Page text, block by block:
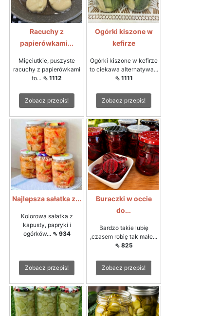
Racuchy z
papierówkami...
Mięciutkie, puszyste
racuchy z papierówkami
to... ⇖ 1112
Zobacz przepis!
Ogórki kiszone w
kefirze
Ogórki kiszone w kefirze
to ciekawa alternatywa...
⇖ 1111
Zobacz przepis!
Najlepsza sałatka z...
Kolorowa sałatka z
kapusty, papryki i
ogórków... ⇖ 934
Zobacz przepis!
Buraczki w occie
do...
Bardzo takie lubię
,czasem robię tak małe...
⇖ 825
Zobacz przepis!